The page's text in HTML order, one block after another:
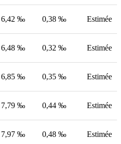
6,42 ‰ 0,38 ‰ Estimée
6,48 ‰ 0,32 ‰ Estimée
6,85 ‰ 0,35 ‰ Estimée
7,79 ‰ 0,44 ‰ Estimée
7,97 ‰ 0,48 ‰ Estimée